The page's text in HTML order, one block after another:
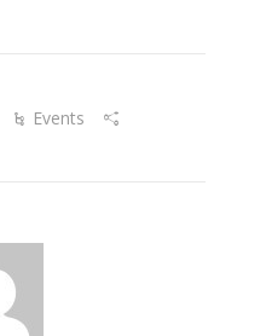
Events